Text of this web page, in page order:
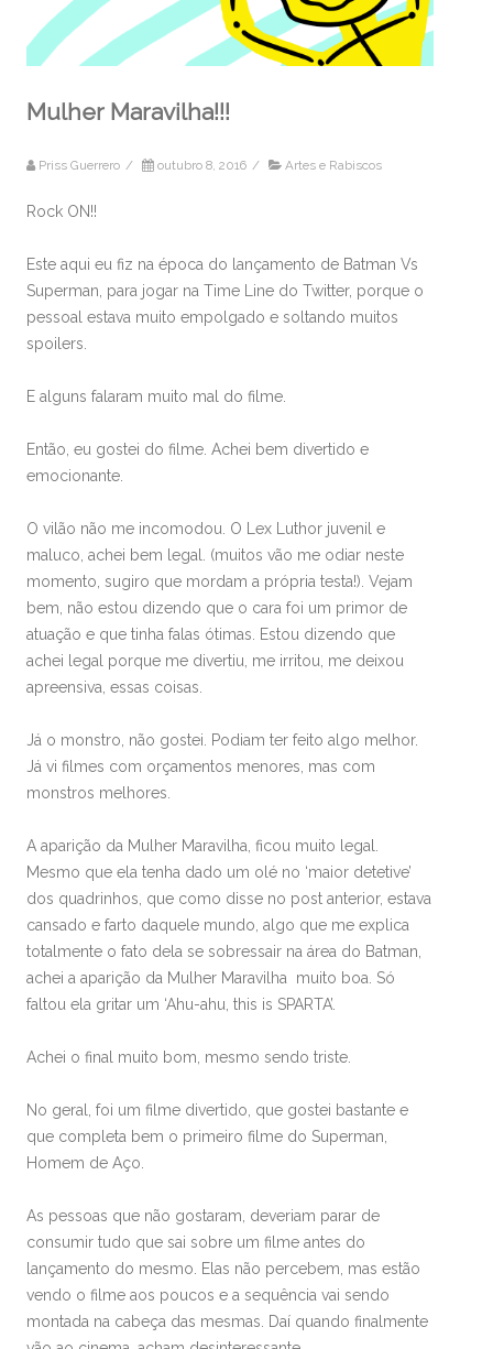
Mulher Maravilha!!!
Priss Guerrero / outubro 8, 2016 / Artes e Rabiscos
Rock ON!!
Este aqui eu fiz na época do lançamento de Batman Vs
Superman, para jogar na Time Line do Twitter, porque o
pessoal estava muito empolgado e soltando muitos
spoilers.
E alguns falaram muito mal do filme.
Então, eu gostei do filme. Achei bem divertido e
emocionante.
O vilão não me incomodou. O Lex Luthor juvenil e
maluco, achei bem legal. (muitos vão me odiar neste
momento, sugiro que mordam a própria testa!). Vejam
bem, não estou dizendo que o cara foi um primor de
atuação e que tinha falas ótimas. Estou dizendo que
achei legal porque me divertiu, me irritou, me deixou
apreensiva, essas coisas.
Já o monstro, não gostei. Podiam ter feito algo melhor.
Já vi filmes com orçamentos menores, mas com
monstros melhores.
A aparição da Mulher Maravilha, ficou muito legal.
Mesmo que ela tenha dado um olé no ‘maior detetive’
dos quadrinhos, que como disse no post anterior, estava
cansado e farto daquele mundo, algo que me explica
totalmente o fato dela se sobressair na área do Batman,
achei a aparição da Mulher Maravilha muito boa. Só
faltou ela gritar um ‘Ahu-ahu, this is SPARTA’.
Achei o final muito bom, mesmo sendo triste.
No geral, foi um filme divertido, que gostei bastante e
que completa bem o primeiro filme do Superman,
Homem de Aço.
As pessoas que não gostaram, deveriam parar de
consumir tudo que sai sobre um filme antes do
lançamento do mesmo. Elas não percebem, mas estão
vendo o filme aos poucos e a sequência vai sendo
montada na cabeça das mesmas. Daí quando finalmente